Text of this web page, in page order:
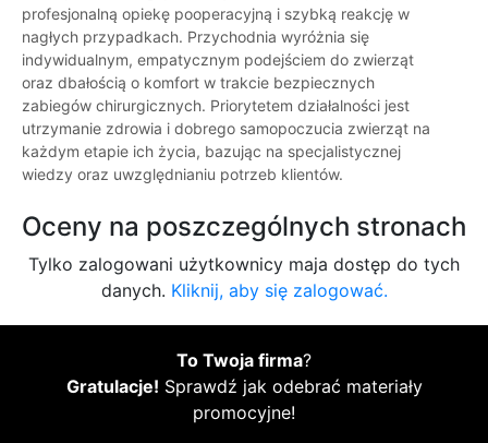
profesjonalną opiekę pooperacyjną i szybką reakcję w
nagłych przypadkach. Przychodnia wyróżnia się
indywidualnym, empatycznym podejściem do zwierząt
oraz dbałością o komfort w trakcie bezpiecznych
zabiegów chirurgicznych. Priorytetem działalności jest
utrzymanie zdrowia i dobrego samopoczucia zwierząt na
każdym etapie ich życia, bazując na specjalistycznej
wiedzy oraz uwzględnianiu potrzeb klientów.
Oceny na poszczególnych stronach
Tylko zalogowani użytkownicy maja dostęp do tych
danych. Kliknij, aby się zalogować.
To Twoja firma?
Gratulacje! Sprawdź jak odebrać materiały
promocyjne!